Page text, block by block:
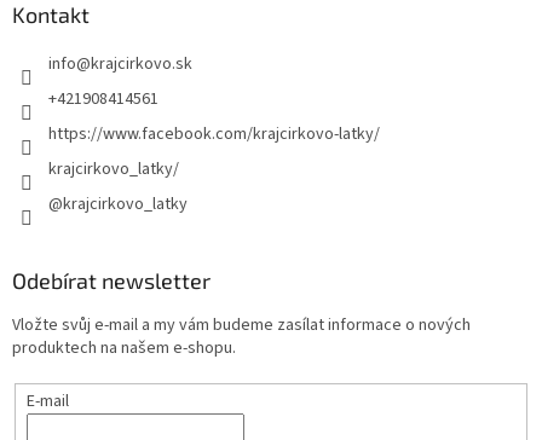
Kontakt
info@krajcirkovo.sk
+421908414561
https://www.facebook.com/krajcirkovo-latky/
krajcirkovo_latky/
@krajcirkovo_latky
Odebírat newsletter
Vložte svůj e-mail a my vám budeme zasílat informace o nových
produktech na našem e-shopu.
E-mail